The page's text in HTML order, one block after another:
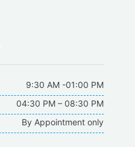
9:30 AM -01:00 PM
04:30 PM – 08:30 PM
By Appointment only